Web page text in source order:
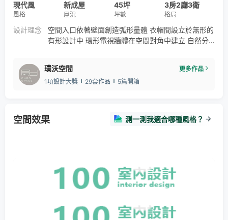
現代風
風格
新成屋
屋況
45坪
坪數
3房2廳3衛
格局
設計理念
空間入口依著壁面創造弧形量體 衣帽間設立於無形的
有形設計中 環形電視牆體在空間對角中建立 自然分
裡至外充分延伸下 讓室內空間場域有了無邊際之感
中島融合餐椅設計除了增加功能 也省去餐廳ㄧ側動線
關係 如
璞沃空間
更多作品
1項設計大獎
29套作品 5篇開箱
空間效果 測一測我適合哪種風格？